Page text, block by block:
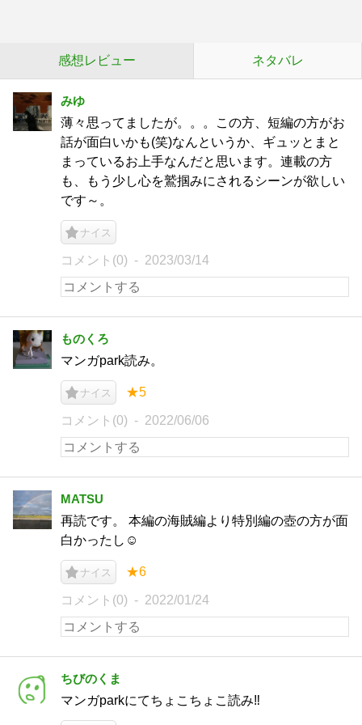
感想レビュー ネタバレ
みゆ
薄々思ってましたが。。。この方、短編の方がお
話が面白いかも(笑)なんというか、ギュッとまと
まっているお上手なんだと思います。連載の方
も、もう少し心を鷲掴みにされるシーンが欲しい
です～。
ナイス
コメント(0) 2023/03/14
ものくろ
マンガpark読み。
ナイス ★5
コメント(0) 2022/06/06
MATSU
再読です。 本編の海賊編より特別編の壺の方が面
白かったし☺️
ナイス ★6
コメント(0) 2022/01/24
ちびのくま
マンガparkにてちょこちょこ読み‼️